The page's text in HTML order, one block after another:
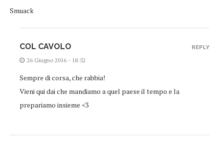
Smuack
COL CAVOLO
26 Giugno 2016 - 18:52
Sempre di corsa, che rabbia!
Vieni qui dai che mandiamo a quel paese il tempo e la
prepariamo insieme <3
REPLY